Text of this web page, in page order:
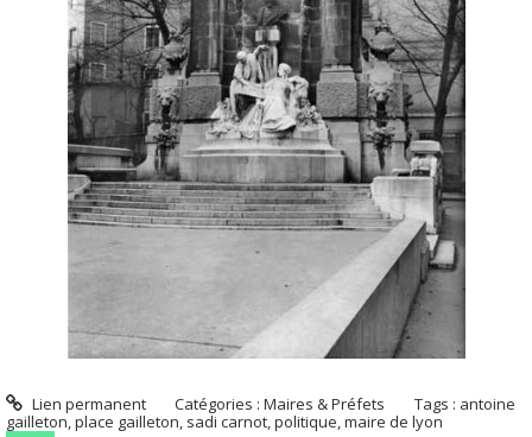
Lien permanent Catégories :Maires & Préfets Tags : antoine
gailleton,place gailleton, sadi carnot,politique,maire de lyon